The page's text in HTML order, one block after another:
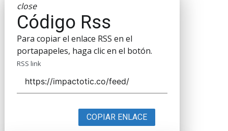
close
Código Rss
Para copiar el enlace RSS en el
portapapeles, haga clic en el botón.
RSS link
COPIAR ENLACE